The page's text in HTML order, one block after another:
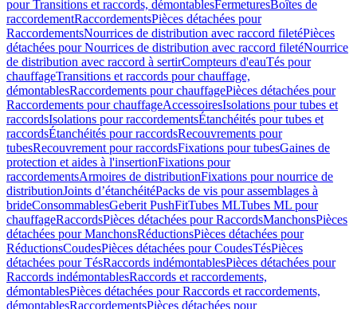
pour Transitions et raccords, démontablesFermeturesBoîtes de
raccordementRaccordementsPièces détachées pour
RaccordementsNourrices de distribution avec raccord filetéPièces
détachées pour Nourrices de distribution avec raccord filetéNourrice
de distribution avec raccord à sertirCompteurs d'eauTés pour
chauffageTransitions et raccords pour chauffage,
démontablesRaccordements pour chauffagePièces détachées pour
Raccordements pour chauffageAccessoiresIsolations pour tubes et
raccordsIsolations pour raccordementsÉtanchéités pour tubes et
raccordsÉtanchéités pour raccordsRecouvrements pour
tubesRecouvrement pour raccordsFixations pour tubesGaines de
protection et aides à l'insertionFixations pour
raccordementsArmoires de distributionFixations pour nourrice de
distributionJoints d’étanchéitéPacks de vis pour assemblages à
brideConsommablesGeberit PushFitTubes MLTubes ML pour
chauffageRaccordsPièces détachées pour RaccordsManchonsPièces
détachées pour ManchonsRéductionsPièces détachées pour
RéductionsCoudesPièces détachées pour CoudesTésPièces
détachées pour TésRaccords indémontablesPièces détachées pour
Raccords indémontablesRaccords et raccordements,
démontablesPièces détachées pour Raccords et raccordements,
démontablesRaccordementsPièces détachées pour